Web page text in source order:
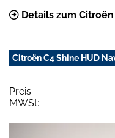
Details zum
Citroën C4 Shine HUD
Preis:
MWSt: